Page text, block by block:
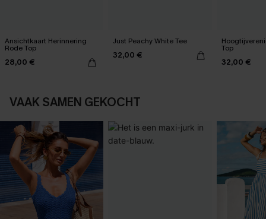
Ansichtkaart Herinnering
Rode Top
28,00 €
Just Peachy White Tee
32,00 €
Top
32,00 €
VAAK SAMEN GEKOCHT